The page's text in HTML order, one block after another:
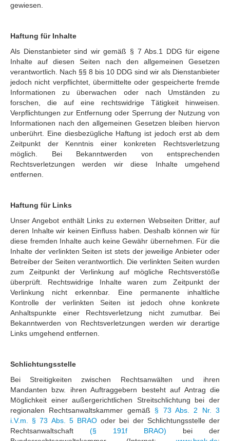
gewiesen.
Haftung für Inhalte
Als Dienstanbieter sind wir gemäß § 7 Abs.1 DDG für eigene
Inhalte auf diesen Seiten nach den allgemeinen Gesetzen
verantwortlich. Nach §§ 8 bis 10 DDG sind wir als Dienstanbieter
jedoch nicht verpflichtet, übermittelte oder gespeicherte fremde
Informationen zu überwachen oder nach Umständen zu
forschen, die auf eine rechtswidrige Tätigkeit hinweisen.
Verpflichtungen zur Entfernung oder Sperrung der Nutzung von
Informationen nach den allgemeinen Gesetzen bleiben hiervon
unberührt. Eine diesbezügliche Haftung ist jedoch erst ab dem
Zeitpunkt der Kenntnis einer konkreten Rechtsverletzung
möglich. Bei Bekanntwerden von entsprechenden
Rechtsverletzungen werden wir diese Inhalte umgehend
entfernen.
Haftung für Links
Unser Angebot enthält Links zu externen Webseiten Dritter, auf
deren Inhalte wir keinen Einfluss haben. Deshalb können wir für
diese fremden Inhalte auch keine Gewähr übernehmen. Für die
Inhalte der verlinkten Seiten ist stets der jeweilige Anbieter oder
Betreiber der Seiten verantwortlich. Die verlinkten Seiten wurden
zum Zeitpunkt der Verlinkung auf mögliche Rechtsverstöße
überprüft. Rechtswidrige Inhalte waren zum Zeitpunkt der
Verlinkung nicht erkennbar. Eine permanente inhaltliche
Kontrolle der verlinkten Seiten ist jedoch ohne konkrete
Anhaltspunkte einer Rechtsverletzung nicht zumutbar. Bei
Bekanntwerden von Rechtsverletzungen werden wir derartige
Links umgehend entfernen.
Schlichtungsstelle
Bei Streitigkeiten zwischen Rechtsanwälten und ihren
Mandanten bzw. ihren Auftraggebern besteht auf Antrag die
Möglichkeit einer außergerichtlichen Streitschlichtung bei der
regionalen Rechtsanwaltskammer gemäß § 73 Abs. 2 Nr. 3
i.V.m. § 73 Abs. 5 BRAO oder bei der Schlichtungsstelle der
Rechtsanwaltschaft (§ 191f BRAO) bei der